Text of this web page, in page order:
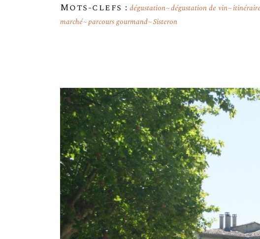
Mots-clefs : dégustation dégustation de vin
marché parcours gourmand Sisteron